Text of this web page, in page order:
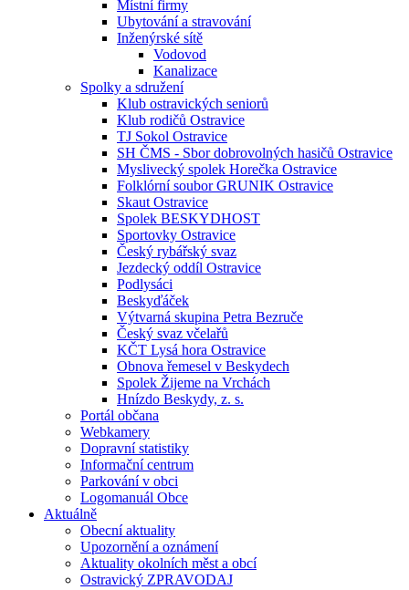
Místní firmy
Ubytování a stravování
Inženýrské sítě
Vodovod
Kanalizace
Spolky a sdružení
Klub ostravických seniorů
Klub rodičů Ostravice
TJ Sokol Ostravice
SH ČMS - Sbor dobrovolných hasičů Ostravice
Myslivecký spolek Horečka Ostravice
Folklórní soubor GRUNIK Ostravice
Skaut Ostravice
Spolek BESKYDHOST
Sportovky Ostravice
Český rybářský svaz
Jezdecký oddíl Ostravice
Podlysáci
Beskyďáček
Výtvarná skupina Petra Bezruče
Český svaz včelařů
KČT Lysá hora Ostravice
Obnova řemesel v Beskydech
Spolek Žijeme na Vrchách
Hnízdo Beskydy, z. s.
Portál občana
Webkamery
Dopravní statistiky
Informační centrum
Parkování v obci
Logomanuál Obce
Aktuálně
Obecní aktuality
Upozornění a oznámení
Aktuality okolních měst a obcí
Ostravický ZPRAVODAJ